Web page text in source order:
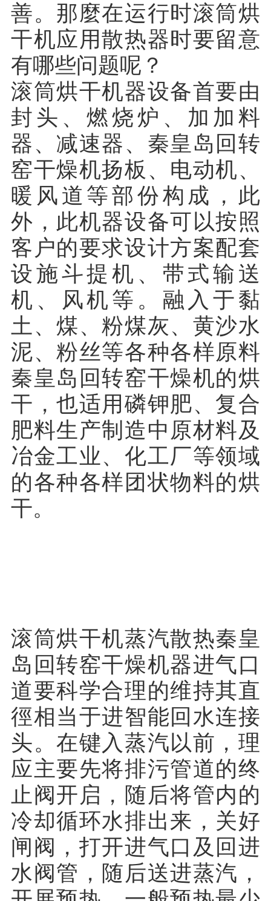
善。那麼在运行时滚筒烘
干机应用散热器时要留意
有哪些问题呢？
滚筒烘干机器设备首要由
封头、燃烧炉、加加料
器、减速器、秦皇岛回转
窑干燥机扬板、电动机、
暖风道等部份构成，此
外，此机器设备可以按照
客户的要求设计方案配套
设施斗提机、带式输送
机、风机等。融入于黏
土、煤、粉煤灰、黄沙水
泥、粉丝等各种各样原料
秦皇岛回转窑干燥机的烘
干，也适用磷钾肥、复合
肥料生产制造中原材料及
冶金工业、化工厂等领域
的各种各样团状物料的烘
干。
滚筒烘干机蒸汽散热秦皇
岛回转窑干燥机器进气口
道要科学合理的维持其直
徑相当于进智能回水连接
头。在键入蒸汽以前，理
应主要先将排污管道的终
止阀开启，随后将管内的
冷却循环水排出来，关好
闸阀，打开进气口及回进
水阀管，随后送进蒸汽，